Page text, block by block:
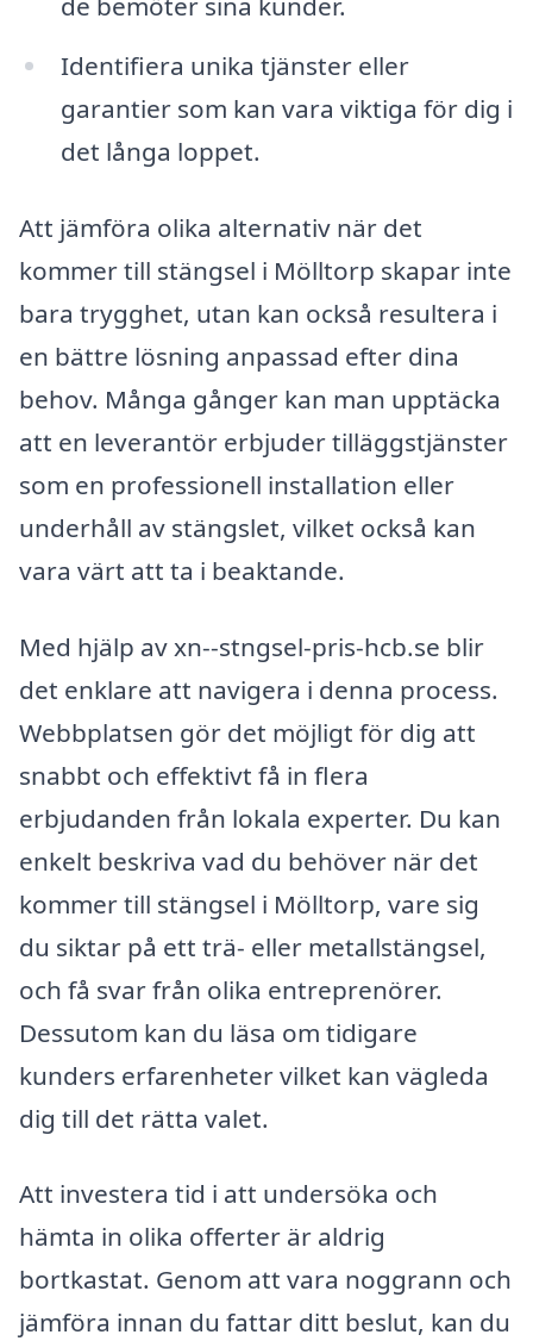
Identifiera unika tjänster eller
garantier som kan vara viktiga för dig i
det långa loppet.
Att jämföra olika alternativ när det
kommer till stängsel i Mölltorp skapar inte
bara trygghet, utan kan också resultera i
en bättre lösning anpassad efter dina
behov. Många gånger kan man upptäcka
att en leverantör erbjuder tilläggstjänster
som en professionell installation eller
underhåll av stängslet, vilket också kan
vara värt att ta i beaktande.
Med hjälp av xn--stngsel-pris-hcb.se blir
det enklare att navigera i denna process.
Webbplatsen gör det möjligt för dig att
snabbt och effektivt få in flera
erbjudanden från lokala experter. Du kan
enkelt beskriva vad du behöver när det
kommer till stängsel i Mölltorp, vare sig
du siktar på ett trä- eller metallstängsel,
och få svar från olika entreprenörer.
Dessutom kan du läsa om tidigare
kunders erfarenheter vilket kan vägleda
dig till det rätta valet.
Att investera tid i att undersöka och
hämta in olika offerter är aldrig
bortkastat. Genom att vara noggrann och
jämföra innan du fattar ditt beslut, kan du